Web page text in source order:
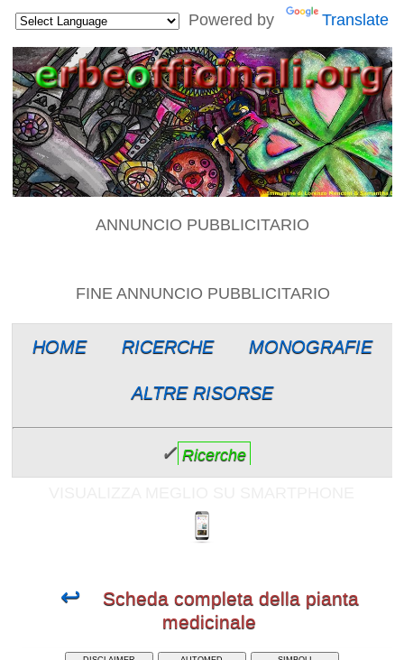
Powered by Translate
ANNUNCIO PUBBLICITARIO
FINE ANNUNCIO PUBBLICITARIO
HOME RICERCHE MONOGRAFIE
ALTRE RISORSE
✓ Ricerche
↩ Scheda completa della pianta
medicinale